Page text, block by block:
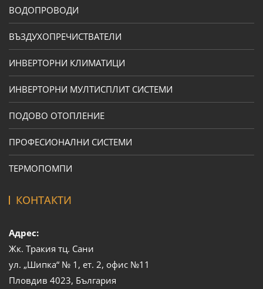
ВОДОПРОВОДИ
ВЪЗДУХОПРЕЧИСТВАТЕЛИ
ИНВЕРТОРНИ КЛИМАТИЦИ
ИНВЕРТОРНИ МУЛТИСПЛИТ СИСТЕМИ
ПОДОВО ОТОПЛЕНИЕ
ПРОФЕСИОНАЛНИ СИСТЕМИ
ТЕРМОПОМПИ
КОНТАКТИ
Адрес:
Жк. Тракия тц. Сани
ул. „Шипка“ № 1, ет. 2, офис №11
Пловдив 4023, България